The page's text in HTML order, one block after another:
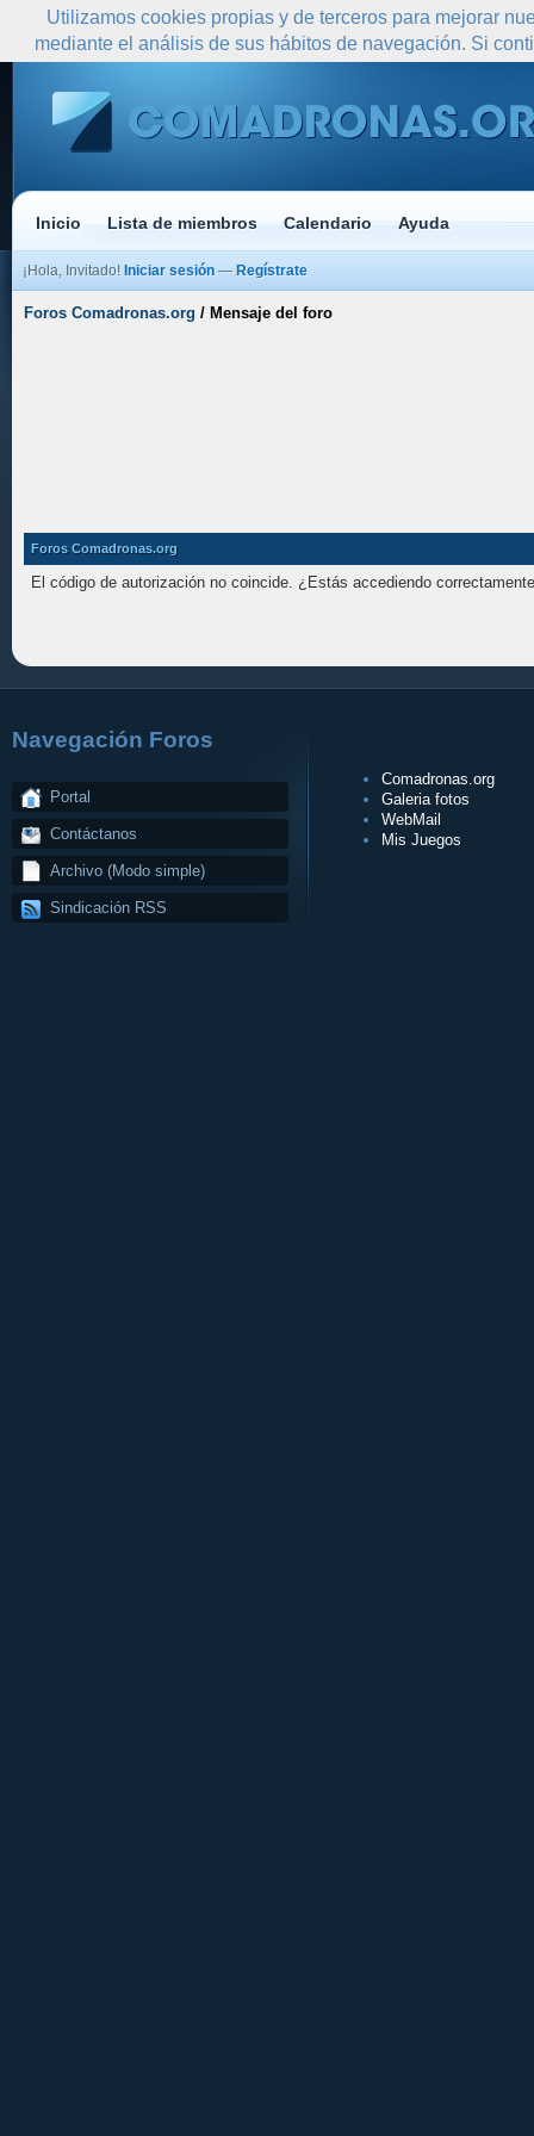
Inicio Lista de miembros Calendario Ayuda
¡Hola, Invitado! Iniciar sesión — Regístrate
Foros Comadronas.org / Mensaje del foro
Foros Comadronas.org
El código de autorización no coincide. ¿Estás accediendo
Navegación Foros
Portal
Contáctanos
Archivo (Modo simple)
Sindicación RSS
Comadronas.org
Galeria fotos
WebMail
Mis Juegos
Utilizamos cookies propias y de terceros para mejorar
mediante el análisis de sus hábitos de navegación. Si